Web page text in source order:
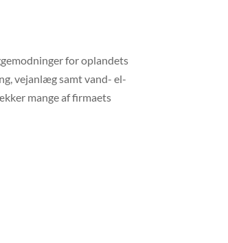
for oplandets
vejanlæg samt vand- el-
mange af firmaets